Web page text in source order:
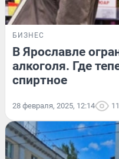
БИЗНЕС
В Ярославле
алкоголя. Где
спиртное
28 февраля, 2025, 12:14